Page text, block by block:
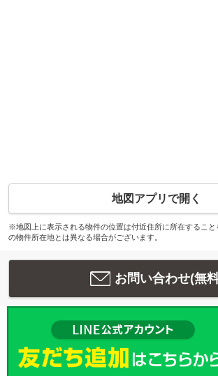
地図アプリで開く
※地図上に表示される物件の位置は付近住所に所在するこ
の物件所在地とは異なる場合がございます。
お問い合わせ(無